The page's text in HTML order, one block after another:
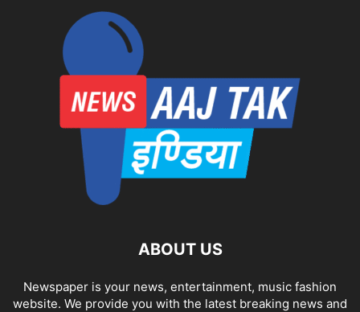
ABOUT US
Newspaper is your news, entertainment, music fashion
website. We provide you with the latest breaking news and